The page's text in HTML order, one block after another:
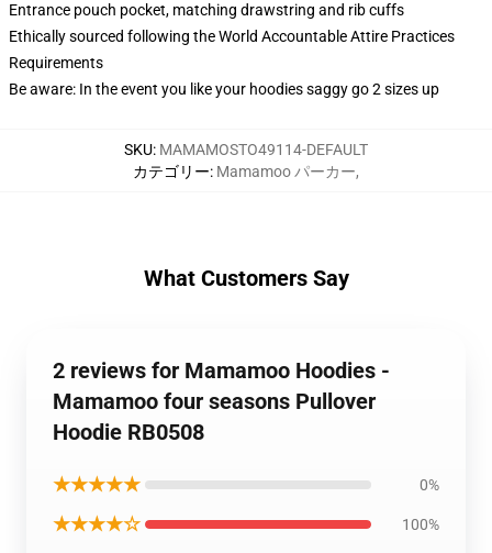
Entrance pouch pocket, matching drawstring and rib cuffs
Ethically sourced following the World Accountable Attire Practices
Requirements
Be aware: In the event you like your hoodies saggy go 2 sizes up
SKU: MAMAMOSTO49114-DEFAULT
カテゴリー: Mamamoo パーカー,
What Customers Say
2 reviews for Mamamoo Hoodies -
Mamamoo four seasons Pullover
Hoodie RB0508
★★★★★ 0%
★★★★☆ 100%